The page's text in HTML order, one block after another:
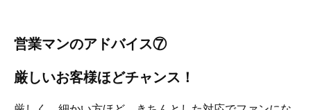
営業マンのアドバイス⑦
厳しいお客様ほどチャンス！